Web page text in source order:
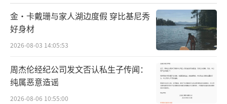
金·卡戴珊与家人湖边度假 穿比基尼秀
好身材
2026-08-03 14:05:53
周杰伦经纪公司发文否认私生子传闻：
纯属恶意造谣
2026-08-06 10:55:00